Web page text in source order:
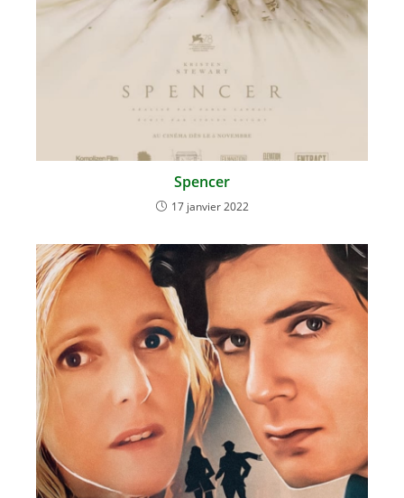
Spencer
17 janvier 2022